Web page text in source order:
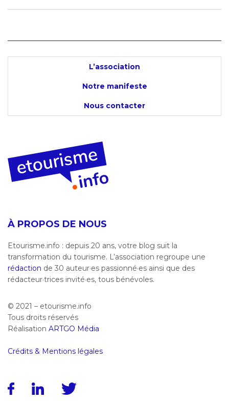
L’association
Notre manifeste
Nous contacter
À PROPOS DE NOUS
Etourisme.info : depuis 20 ans, votre blog suit la
transformation du tourisme. L’association regroupe une
rédaction de 30 auteur·es passionné·es ainsi que des
rédacteur·trices invité·es, tous bénévoles.
© 2021 – etourisme.info
Tous droits réservés
Réalisation ARTGO Média
Crédits & Mentions légales